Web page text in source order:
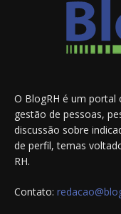
O BlogRH é um
gestão de pessoas,
discussão sobre
de perfil, temas
RH.
Contato: